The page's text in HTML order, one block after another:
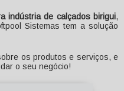
indústria de calçados birigui,
Sistemas tem a solução
os produtos e serviços, e
o seu negócio!